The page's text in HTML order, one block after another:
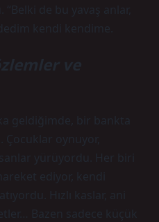
de bu yavaş anlar,
kendi kendime.
ve
geldiğimde, bir bankta
oynuyor,
yürüyordu. Her biri
ediyor, kendi
Hızlı kaslar, ani
Bazen sadece küçük